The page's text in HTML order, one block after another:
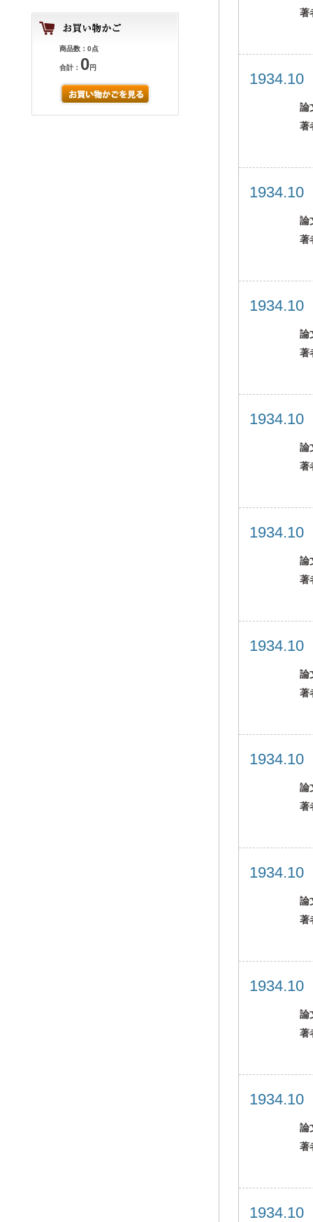
商品数：0点
合計： 0円
著
論
著
論
著
論
著
論
著
論
著
論
著
論
著
論
著
論
著
論
著